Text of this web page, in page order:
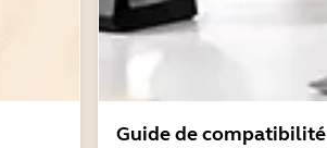
Guide de compatibilité